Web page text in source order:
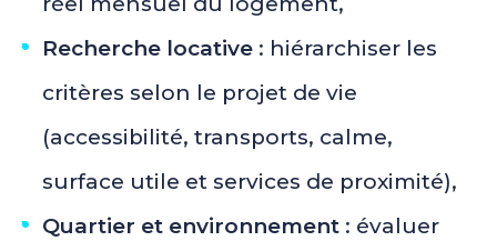
Recherche locative : hiérarchiser les
critères selon le projet de vie
(accessibilité, transports, calme,
surface utile et services de proximité),
Quartier et environnement : évaluer